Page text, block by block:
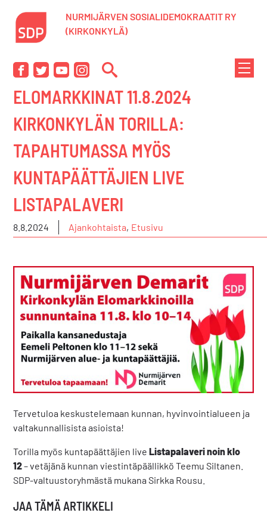
Siirry
sisältöön
NURMIJÄRVEN SOSIALIDEMOKRAATIT RY
(KIRKONKYLÄ)
NÄYTÄ
ELOMARKKINAT 11.8.2024
KIRKONKYLÄN TORILLA:
TAPAHTUMASSA MYÖS
KUNTAPÄÄTTÄJIEN LIVE
LISTAPALAVERI
8.8.2024 Ajankohtaista, Etusivu
Tervetuloa keskustelemaan kunnan, hyvinvointialueen ja
valtakunnallisista asioista!
Torilla myös kuntapäättäjien liveListapalaveri noin klo
12– vetäjänä kunnan viestintäpäällikkö Teemu Siltanen.
SDP-valtuustoryhmästä mukana Sirkka Rousu.
JAA TÄMÄ ARTIKKELI